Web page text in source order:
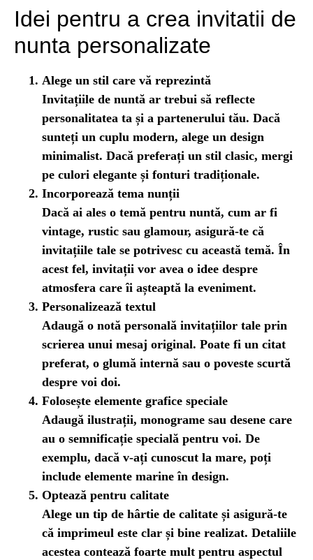
Idei pentru a crea invitatii de
nunta personalizate
Alege un stil care vă reprezintă
Invitațiile de nuntă ar trebui să reflecte
personalitatea ta și a partenerului tău. Dacă
sunteți un cuplu modern, alege un design
minimalist. Dacă preferați un stil clasic, mergi
pe culori elegante și fonturi tradiționale.
Incorporează tema nunții
Dacă ai ales o temă pentru nuntă, cum ar fi
vintage, rustic sau glamour, asigură-te că
invitațiile tale se potrivesc cu această temă. În
acest fel, invitații vor avea o idee despre
atmosfera care îi așteaptă la eveniment.
Personalizează textul
Adaugă o notă personală invitațiilor tale prin
scrierea unui mesaj original. Poate fi un citat
preferat, o glumă internă sau o poveste scurtă
despre voi doi.
Folosește elemente grafice speciale
Adaugă ilustrații, monograme sau desene care
au o semnificație specială pentru voi. De
exemplu, dacă v-ați cunoscut la mare, poți
include elemente marine în design.
Optează pentru calitate
Alege un tip de hârtie de calitate și asigură-te
că imprimeul este clar și bine realizat. Detaliile
acestea contează foarte mult pentru aspectul